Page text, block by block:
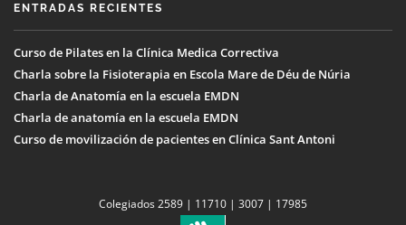
ENTRADAS RECIENTES
Curso de Pilates en la Clínica Medica Correctiva
Charla sobre la Fisioterapia en Escola Mare de Déu de Núria
Charla de Anatomía en la escuela EMDN
Charla de anatomía en la escuela EMDN
Curso de movilización de pacientes en Clínica Sant Antoni
Colegiados 2589 | 11710 | 3007 | 17985